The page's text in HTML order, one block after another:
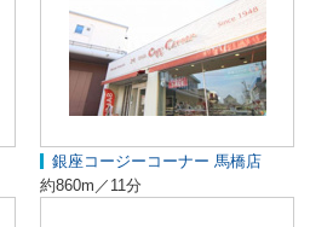
銀座コージーコーナー 馬橋店
約860m／11分